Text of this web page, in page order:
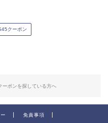
クーポン
ーポンを探している方へ
免責事項